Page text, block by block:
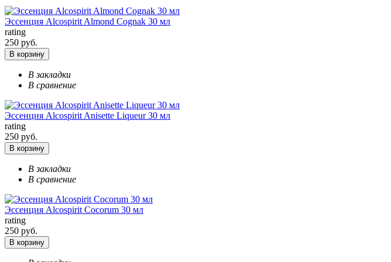
Эссенция Alcospirit Almond Cognak 30 мл
rating
250 руб.
В корзину
В закладки
В сравнение
Эссенция Alcospirit Anisette Liqueur 30 мл
rating
250 руб.
В корзину
В закладки
В сравнение
Эссенция Alcospirit Cocorum 30 мл
rating
250 руб.
В корзину